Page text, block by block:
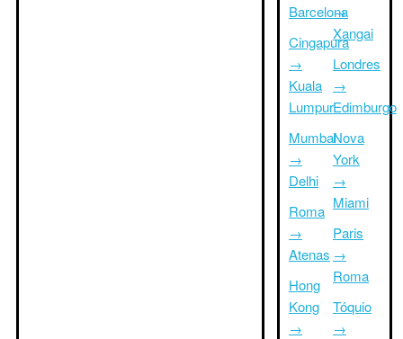
Barcelona
Cingapura
→
Kuala
Lumpur
Mumbai
→
Delhi
Roma
→
Atenas
Hong
Kong
→
→
Xangai
Londres
→
Edimburgo
Nova
York
→
Miami
Paris
→
Roma
Tóquio
→